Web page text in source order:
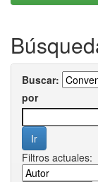
Buscar:
por
Filtros actuales: